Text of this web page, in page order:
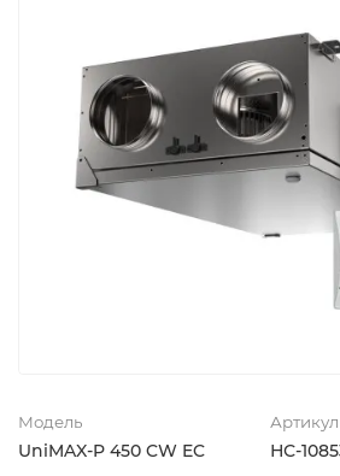
Модель
UniMAX-P 450 CW EC
Артикул
НС-